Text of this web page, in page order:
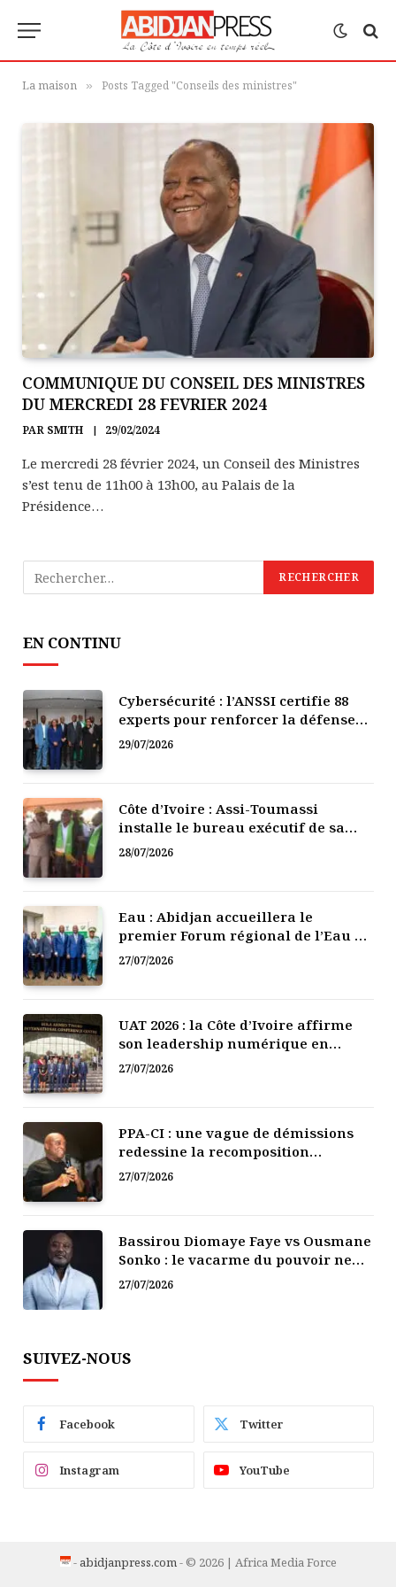
La maison » Posts Tagged "Conseils des ministres"
COMMUNIQUE DU CONSEIL DES MINISTRES
DU MERCREDI 28 FEVRIER 2024
PAR SMITH 29/02/2024
Le mercredi 28 février 2024, un Conseil des Ministres
s’est tenu de 11h00 à 13h00, au Palais de la
Présidence…
EN CONTINU
Cybersécurité : l’ANSSI certifie 88
experts pour renforcer la défense
numérique de la Côte d’Ivoire
29/07/2026
Côte d’Ivoire : Assi-Toumassi
installe le bureau exécutif de sa
mutuelle de développement
28/07/2026
Eau : Abidjan accueillera le
premier Forum régional de l’Eau de
l’Afrique de l’Ouest
27/07/2026
UAT 2026 : la Côte d’Ivoire affirme
son leadership numérique en
Afrique
27/07/2026
PPA-CI : une vague de démissions
redessine la recomposition
politique
27/07/2026
Bassirou Diomaye Faye vs Ousmane
Sonko : le vacarme du pouvoir ne
doit pas faire oublier les liens de la
27/07/2026
SUIVEZ-NOUS
Facebook Twitter
Instagram YouTube
- abidjanpress.com- © 2026 | Africa Media Force